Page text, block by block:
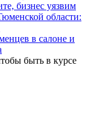
бизнес уязвим
области:
в салоне и
быть в курсе